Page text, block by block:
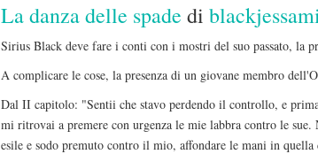
La danza delle spade di
Sirius Black deve fare i conti con i mostri del suo passato, la
A complicare le cose, la presenza di un giovane membro
Dal II capitolo: "Sentii che stavo perdendo il controllo, e
mi ritrovai a premere con urgenza le mie labbra contro le
esile e sodo premuto contro il mio, affondare le mani in quella